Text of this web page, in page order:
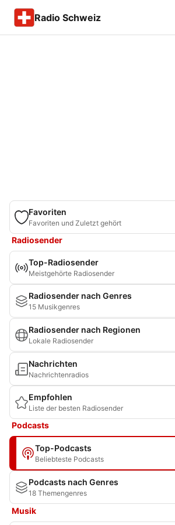
Radio Schweiz
Favoriten
Favoriten und Zuletzt gehört
Radiosender
Top-Radiosender
Meistgehörte Radiosender
Radiosender nach Genres
15 Musikgenres
Radiosender nach Regionen
Lokale Radiosender
Nachrichten
Nachrichtenradios
Empfohlen
Liste der besten Radiosender
Podcasts
Top-Podcasts
Beliebteste Podcasts
Podcasts nach Genres
18 Themengenres
Musik